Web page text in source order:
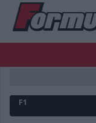
FORMULA
F1